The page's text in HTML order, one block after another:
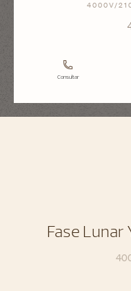
4000V/
Consultar
Fase Lunar